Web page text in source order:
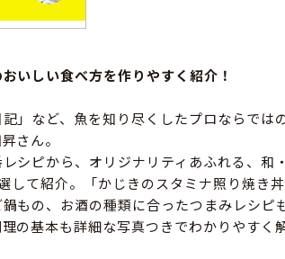
いしい食べ方を作りやすく紹介！
」など、魚を知り尽くしたプロならでは
さん。
シピから、オリジナリティあふれる、和
して紹介。「かじきのスタミナ照り焼き
もの、お酒の種類に合ったつまみレシピ
の基本も詳細な写真つきでわかりやすく